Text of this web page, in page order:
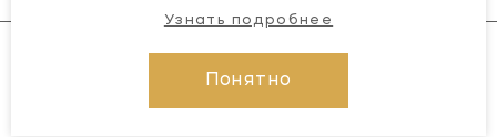
© 2026 Visual Comfort Gallery
Узнать подробнее
Понятно